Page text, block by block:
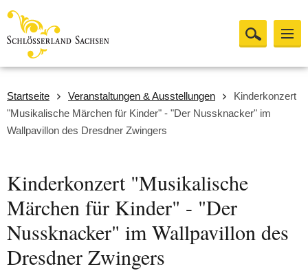
Startseite Veranstaltungen & Ausstellungen
Kinderkonzert
"Musikalische Märchen für Kinder" - "Der Nussknacker" im
Wallpavillon des Dresdner Zwingers
Kinderkonzert "Musikalische
Märchen für Kinder" - "Der
Nussknacker" im Wallpavillon des
Dresdner Zwingers